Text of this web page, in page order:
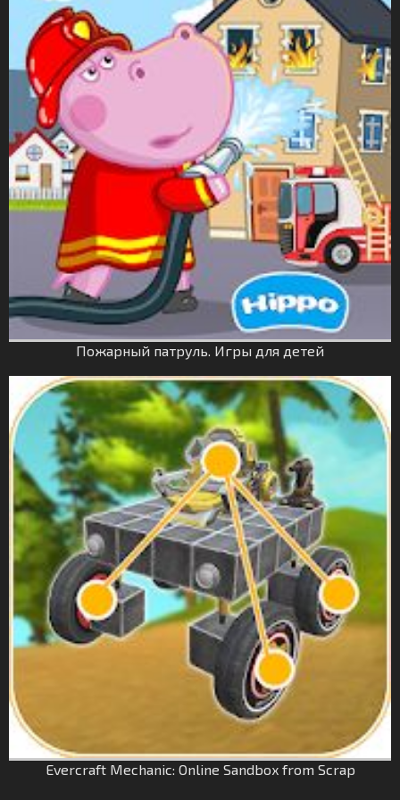
Пожарный патруль. Игры для детей
Evercraft Mechanic: Online Sandbox from Scrap